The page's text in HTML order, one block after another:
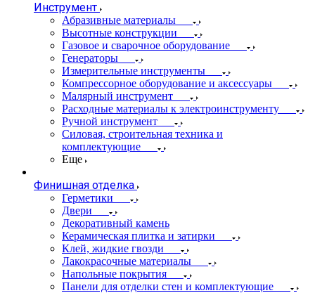
Инструмент
Абразивные материалы
Высотные конструкции
Газовое и сварочное оборудование
Генераторы
Измерительные инструменты
Компрессорное оборудование и аксессуары
Малярный инструмент
Расходные материалы к электроинструменту
Ручной инструмент
Силовая, строительная техника и
комплектующие
Еще
Финишная отделка
Герметики
Двери
Декоративный камень
Керамическая плитка и затирки
Клей, жидкие гвозди
Лакокрасочные материалы
Напольные покрытия
Панели для отделки стен и комплектующие